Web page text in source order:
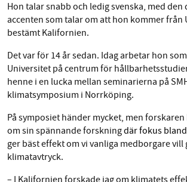
Hon talar snabb och ledig svenska, med
accenten som talar om att hon kommer från
bestämt Kalifornien.
Det var för 14 år sedan. Idag arbetar hon
Universitet på centrum för
henne i en lucka mellan seminarierna på
klimatsymposium i Norrköping.
På symposiet händer mycket, men
om sin spännande forskningdär fokus
ger bäst effekt om vi vanliga medborgare
klimatavtryck.
utveckla vårt arbete – och vi
vill hjälpa oss.
Stötta vårt arbete genom att
1231368703
Läs vad vi vill göra